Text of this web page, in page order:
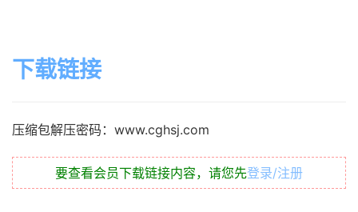
下载链接
压缩包解压密码：www.cghsj.com
要查看会员下载链接内容，请您先登录/注册